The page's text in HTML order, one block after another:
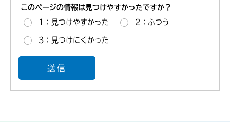
このページの情報は見つけやすかったですか？
1：見つけやすかった 2：ふつう
3：見つけにくかった